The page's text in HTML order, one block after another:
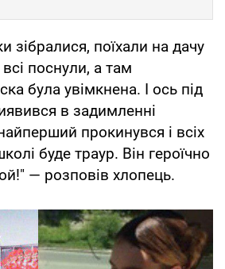
зібралися, поїхали на дачу
поснули, а там
була увімкнена. І ось під
в задимленні
прокинувся і всіх
буде траур. Він героїчно
— розповів хлопець.